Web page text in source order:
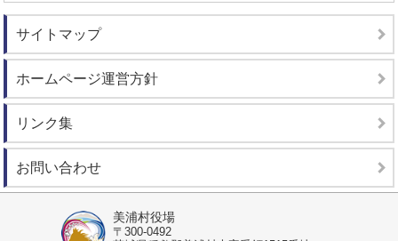
サイトマップ
ホームページ運営方針
リンク集
お問い合わせ
美浦村役場
〒300-0492